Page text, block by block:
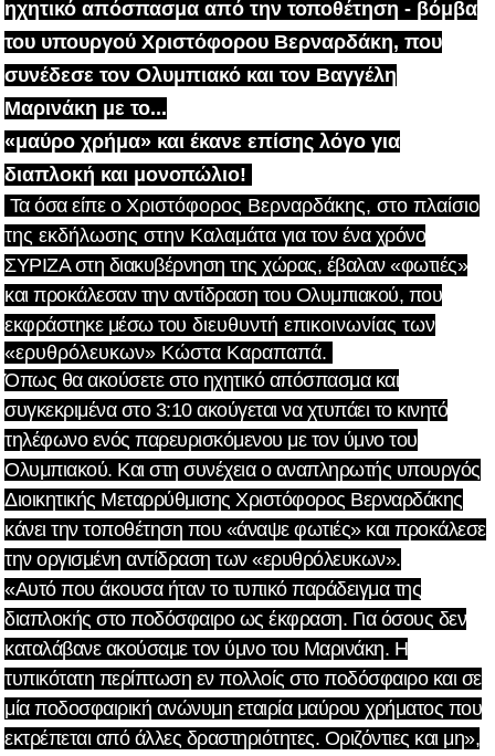
ηχητικό απόσπασμα από την τοποθέτηση - βόμβα
του υπουργού Χριστόφορου Βερναρδάκη, που
συνέδεσε τον Ολυμπιακό και τον Βαγγέλη
Μαρινάκη με το...
«μαύρο χρήμα» και έκανε επίσης λόγο για
διαπλοκή και μονοπώλιο!
Ταόσα είπε ο Χριστόφορος Βερναρδάκης, στο πλαίσιο
της εκδήλωσης στην Καλαμάτα για τον ένα χρόνο
ΣΥΡΙΖΑ στη διακυβέρνηση της χώρας, έβαλαν «φωτιές»
και προκάλεσαν την αντίδραση του Ολυμπιακού, που
εκφράστηκε μέσω του διευθυντή επικοινωνίας των
«ερυθρόλευκων» Κώστα Καραπαπά.
Όπως θα ακούσετε στο ηχητικό απόσπασμα και
συγκεκριμένα στο 3:10 ακούγεται να χτυπάει το κινητό
τηλέφωνο ενός παρευρισκόμενου με τον ύμνο του
Ολυμπιακού. Και στη συνέχεια ο αναπληρωτής υπουργός
Διοικητικής Μεταρρύθμισης Χριστόφορος Βερναρδάκης
κάνει την τοποθέτηση που «άναψε φωτιές» και προκάλεσε
την οργισμένη αντίδραση των «ερυθρόλευκων».
«Αυτό που άκουσα ήταν το τυπικό παράδειγμα της
διαπλοκής στο ποδόσφαιρο ως έκφραση. Για όσους δεν
καταλάβανε ακούσαμε τον ύμνο του Μαρινάκη. Η
τυπικότατη περίπτωση εν πολλοίς στο ποδόσφαιρο και σε
μία ποδοσφαιρική ανώνυμη εταιρία μαύρου χρήματος που
εκτρέπεται από άλλες δραστηριότητες. Οριζόντιες και μη»,